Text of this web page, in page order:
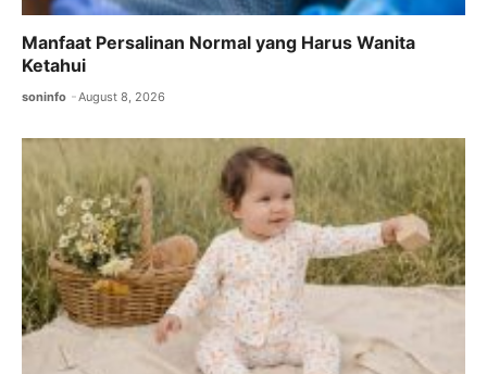
Manfaat Persalinan Normal yang Harus Wanita
Ketahui
soninfo August 8, 2026